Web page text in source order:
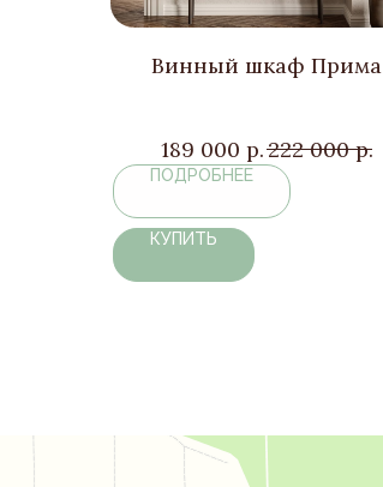
Винный шкаф Прима
189 000 р.222 000 р.
ПОДРОБНЕЕ
КУПИТЬ
Магазин мебели в Москве и Московской области
Мягкая мебель в Москве и Московской области